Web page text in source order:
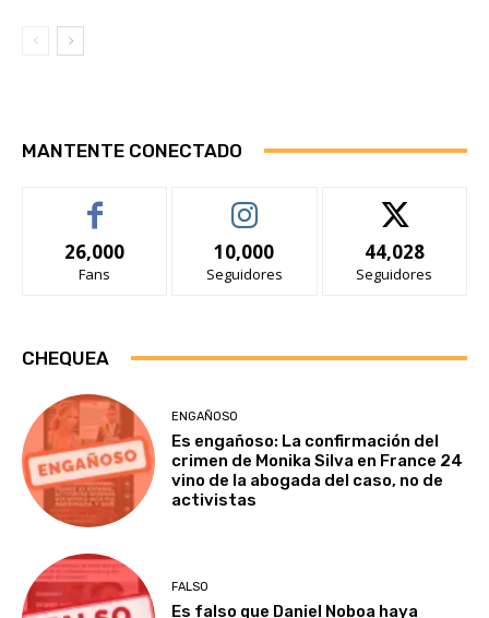
MANTENTE CONECTADO
26,000
Fans
10,000
Seguidores
44,028
Seguidores
CHEQUEA
ENGAÑOSO
Es engañoso: La confirmación del
crimen de Monika Silva en France 24
vino de la abogada del caso, no de
activistas
FALSO
Es falso que Daniel Noboa haya